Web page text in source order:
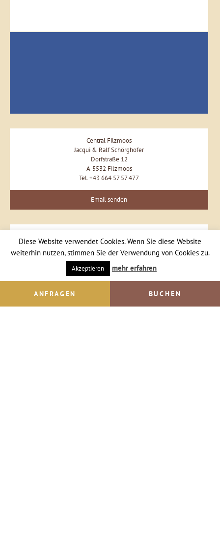
ANFRAGEN BUCHEN
Central Filzmoos
Jacqui & Ralf Schörghofer
Dorfstraße 12
A-5532 Filzmoos
Tel. +43 664 57 57 477
Email senden
Diese Website verwendet Cookies. Wenn Sie diese Website
weiterhin nutzen, stimmen Sie der Verwendung von Cookies zu.
Akzeptieren mehr erfahren